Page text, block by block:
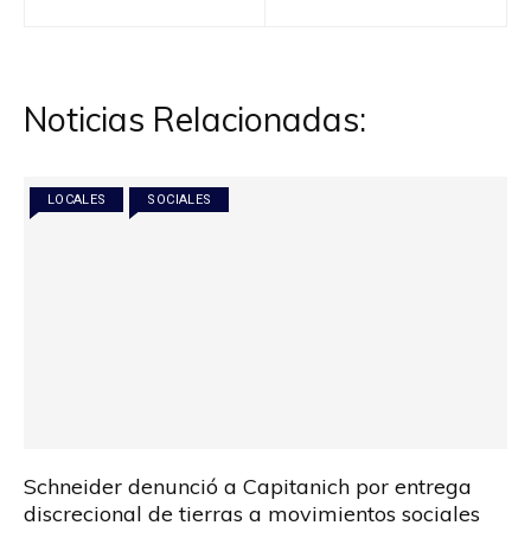
Noticias Relacionadas:
LOCALES SOCIALES
Schneider denunció a Capitanich por entrega
discrecional de tierras a movimientos sociales